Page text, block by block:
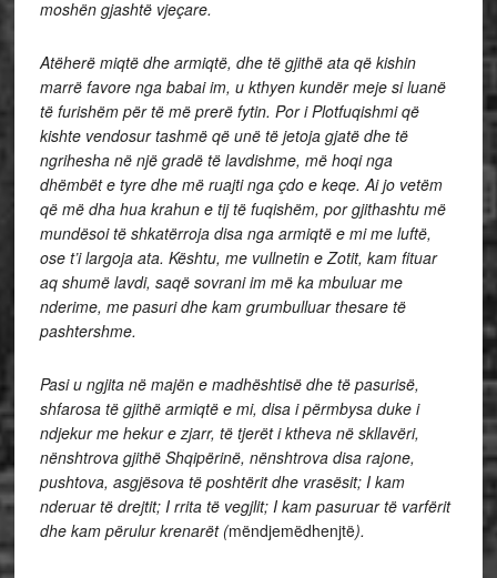
moshën gjashtë vjeçare.
Atëherë miqtë dhe armiqtë, dhe të gjithë ata që kishin
marrë favore nga babai im, u kthyen kundër meje si luanë
të furishëm për të më prerë fytin. Por i Plotfuqishmi që
kishte vendosur tashmë që unë të jetoja gjatë dhe të
ngrihesha në një gradë të lavdishme, më hoqi nga
dhëmbët e tyre dhe më ruajti nga çdo e keqe. Ai jo vetëm
që më dha hua krahun e tij të fuqishëm, por gjithashtu më
mundësoi të shkatërroja disa nga armiqtë e mi me luftë,
ose t’i largoja ata. Kështu, me vullnetin e Zotit, kam fituar
aq shumë lavdi, saqë sovrani im më ka mbuluar me
nderime, me pasuri dhe kam grumbulluar thesare të
pashtershme.
Pasi u ngjita në majën e madhështisë dhe të pasurisë,
shfarosa të gjithë armiqtë e mi, disa i përmbysa duke i
ndjekur me hekur e zjarr, të tjerët i ktheva në skllavëri,
nënshtrova gjithë Shqipërinë, nënshtrova disa rajone,
pushtova, asgjësova të poshtërit dhe vrasësit; I kam
nderuar të drejtit; I rrita të vegjlit; I kam pasuruar të varfërit
dhe kam përulur krenarët (mëndjemëdhenjtë).